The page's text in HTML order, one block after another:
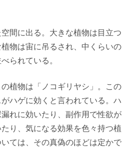
間に出る。大きな植物は目立つ
物は宙に吊るされ、中くらいの
られている。
植物は「ノコギリヤシ」。この
ハゲに効くと言われている。ハ
れに効いたり、副作用で性欲が
り、気になる効果を色々持つ植
ては、その真偽のほどは定かで